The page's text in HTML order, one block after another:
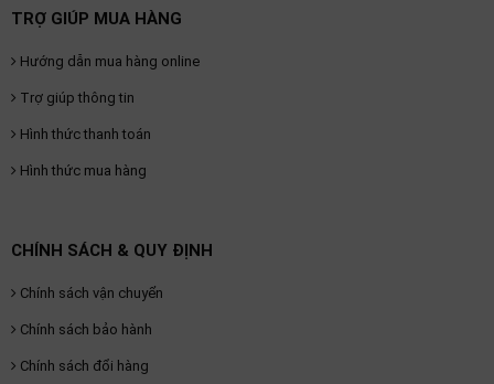
TRỢ GIÚP MUA HÀNG
Hướng dẫn mua hàng online
Trợ giúp thông tin
Hình thức thanh toán
Hình thức mua hàng
CHÍNH SÁCH & QUY ĐỊNH
Chính sách vận chuyển
Chính sách bảo hành
Chính sách đổi hàng